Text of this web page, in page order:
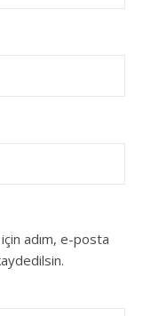
adım, e-posta